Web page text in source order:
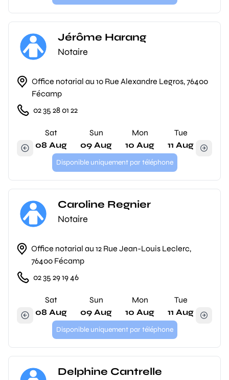
Jérôme Harang
Notaire
Office notarial au 10 Rue Alexandre Legros, 76400
Fécamp
02 35 28 01 22
Sat
08 Aug
Sun
09 Aug
Mon
10 Aug
Tue
11 Aug
Disponible uniquement par téléphone
Caroline Regnier
Notaire
Office notarial au 12 Rue Jean-Louis Leclerc,
76400 Fécamp
02 35 29 19 46
Sat
08 Aug
Sun
09 Aug
Mon
10 Aug
Tue
11 Aug
Disponible uniquement par téléphone
Delphine Cantrelle